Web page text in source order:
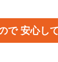
で 安心し